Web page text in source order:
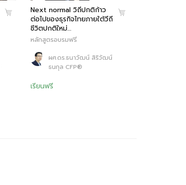
Next normal วิถีปกติก้าว
ต่อไปของธุรกิจไทยภายใต้วีถี
ชีวิตปกติใหม่…
หลักสูตรอบรมฟรี
ผศ.ดร.ธนาวัฒน์ สิริวัฒน์
ธนกุล CFP®
เรียนฟรี